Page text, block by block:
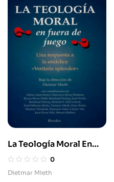
La Teología Moral En
Fuera De Fuego? Una
Respuesta A La
0
Dietmar Mieth